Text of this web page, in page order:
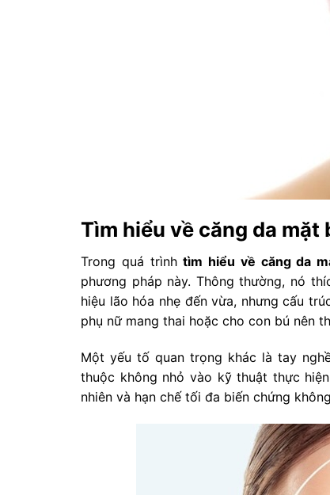
Tìm hiểu về căng da
Trong quá trìnhtìm hiểu về căng da
phương pháp này. Thông thường, nó
hiệu lão hóa nhẹ đến vừa, nhưng cấu
phụ nữ mang thai hoặc cho con bú nên
Một yếu tố quan trọng khác là tay
thuộc không nhỏ vào kỹ thuật thực
nhiên và hạn chế tối đa biến chứng